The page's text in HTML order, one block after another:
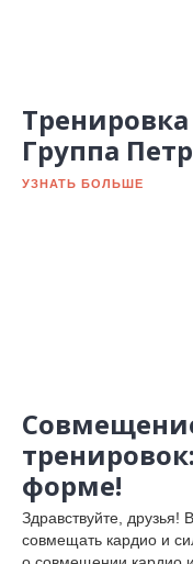
Группа
УЗНАТЬ БОЛЬШЕ
форме!
Здравствуйте, друзья!
совмещать кардио и